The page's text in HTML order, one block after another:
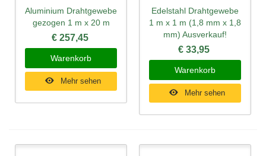
Aluminium Drahtgewebe
gezogen 1 m x 20 m
€ 257,45
Warenkorb
Mehr sehen
Edelstahl Drahtgewebe
1 m x 1 m (1,8 mm x 1,8
mm) Ausverkauf!
€ 33,95
Warenkorb
Mehr sehen